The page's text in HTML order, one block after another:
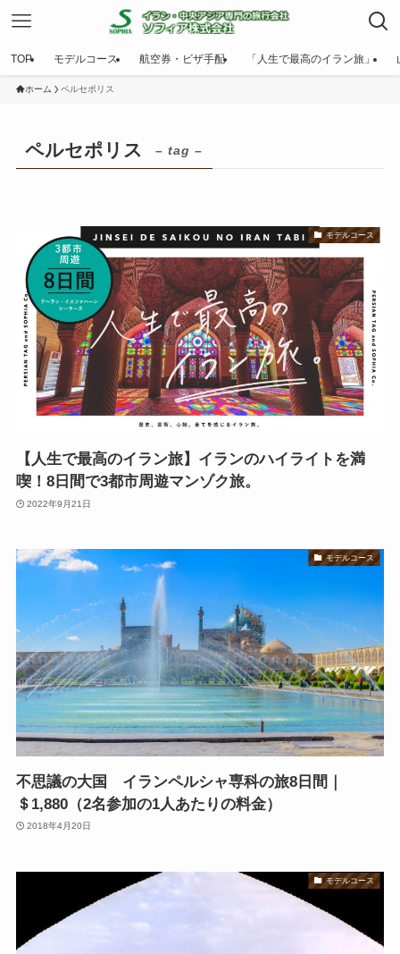
TOP モデルコース 航空券・ビザ手配 「人生で最高のイラン旅」
ホーム ペルセポリス
ペルセポリス – tag –
モデルコース
【人生で最高のイラン旅】イランのハイライトを満
喫！8日間で3都市周遊マンゾク旅。
2022年9月21日
モデルコース
不思議の大国 イランペルシャ専科の旅8日間｜
＄1,880（2名参加の1人あたりの料金）
2018年4月20日
モデルコース